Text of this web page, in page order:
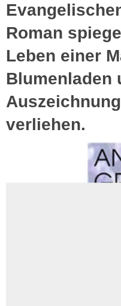
Roman
Leben einer
Blumenladen
verliehen.